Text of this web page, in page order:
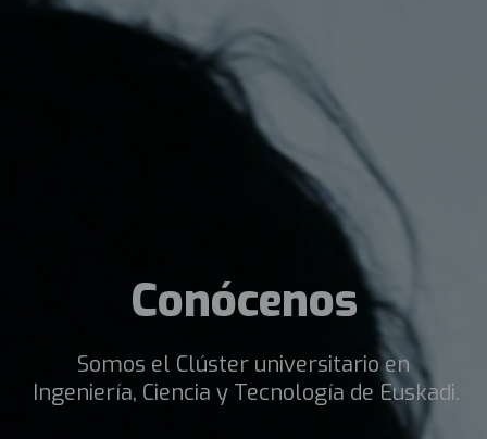
Conócenos
Somos el Clúster universitario en
Ingeniería, Ciencia y Tecnología de Euskadi.